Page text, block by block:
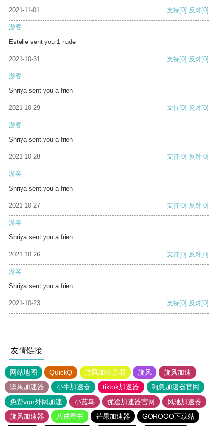
2021-11-01 支持[0] 反对[0]
游客
Estelle sent you 1 nude
2021-10-31 支持[0] 反对[0]
游客
Shriya sent you a frien
2021-10-29 支持[0] 反对[0]
游客
Shriya sent you a frien
2021-10-28 支持[0] 反对[0]
游客
Shriya sent you a frien
2021-10-27 支持[0] 反对[0]
游客
Shriya sent you a frien
2021-10-26 支持[0] 反对[0]
游客
Shriya sent you a frien
2021-10-23 支持[0] 反对[0]
友情链接
网站地图 QuickQ 旋风加速度器 旋风
旋风加速
坚果加速器
小牛加速器 tiktok加速器
狗急加速器官网
免费vqn外网加速
小蓝鸟 优途加速器官网
风驰加速器
旋风加速器
八戒看书 芒果加速器 GOROOO下载站